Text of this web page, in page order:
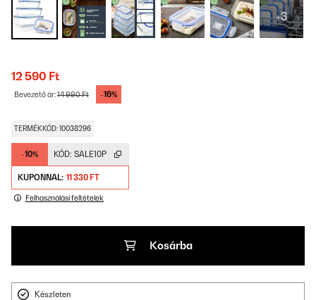
+3
12 590 Ft
Bevezető ár:14 990 Ft -16%
TERMÉKKÓD: 10038296
-10% KÓD: SALE10P
KUPONNAL: 11 330 FT
Felhasználási feltételek
Kosárba
Készleten